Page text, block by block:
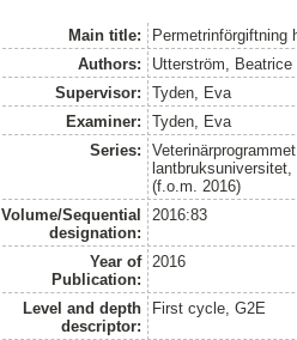
Main title:
Permetrinförgiftning
Authors:
Utterström, Beatrice
Supervisor:
Tyden, Eva
Examiner:
Tyden, Eva
Series:
(f.o.m. 2016)
Volume/Sequential
designation:
2016:83
Year of
Publication:
2016
Level and depth
descriptor:
First cycle, G2E